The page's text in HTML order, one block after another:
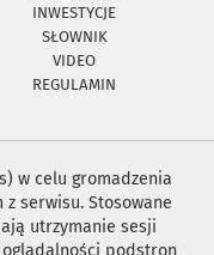
INWESTYCJE
SŁOWNIK
VIDEO
REGULAMIN
w celu gromadzenia
serwisu. Stosowane
utrzymanie sesji
podstron